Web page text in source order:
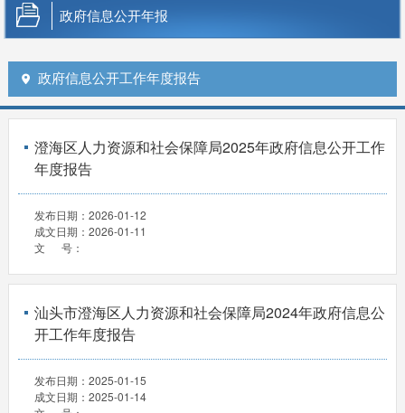
政府信息公开年报
 政府信息公开工作年度报告
澄海区人力资源和社会保障局2025年政府信息公开工作
年度报告
发布日期： 2026-01-12
成文日期： 2026-01-11
文 号：
汕头市澄海区人力资源和社会保障局2024年政府信息公
开工作年度报告
发布日期： 2025-01-15
成文日期： 2025-01-14